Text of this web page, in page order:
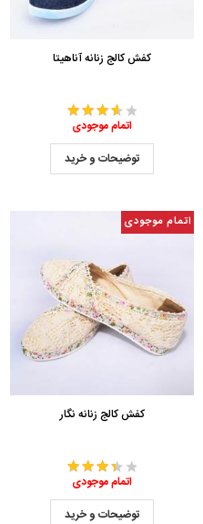
کفش کالج زنانه آناهیتا
اتمام موجودی
توضیحات و خرید
اتمام موجودی
کفش کالج زنانه نگار
اتمام موجودی
توضیحات و خرید